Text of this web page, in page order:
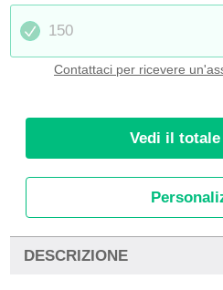
150
Contattaci per ricevere
Vedi il totale
DESCRIZIONE